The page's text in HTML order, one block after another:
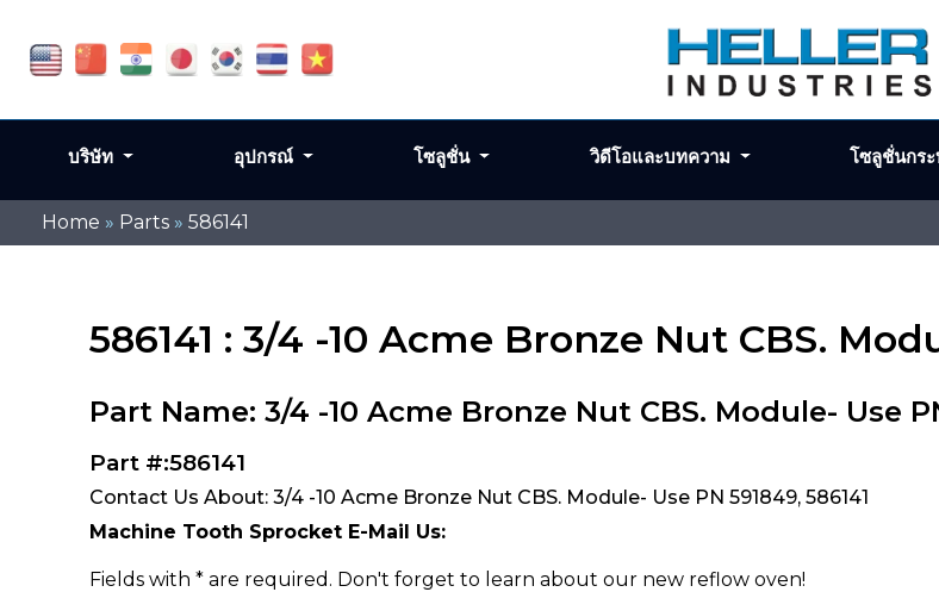
Home » Parts » 586141
586141 : 3/4 -10 Acme Bronze Nut CBS.
Part Name: 3/4 -10 Acme Bronze Nut CBS. Module- Use
Part #:586141
Contact Us About: 3/4 -10 Acme Bronze Nut CBS. Module- Use PN 591849, 586141
Machine Tooth Sprocket E-Mail Us:
Fields with * are required. Don't forget to learn about our new reflow oven!
โทร
บริษัท อุปกรณ์ โซลูชั่น วิดีโอและบทความ โซลูชั่นกร